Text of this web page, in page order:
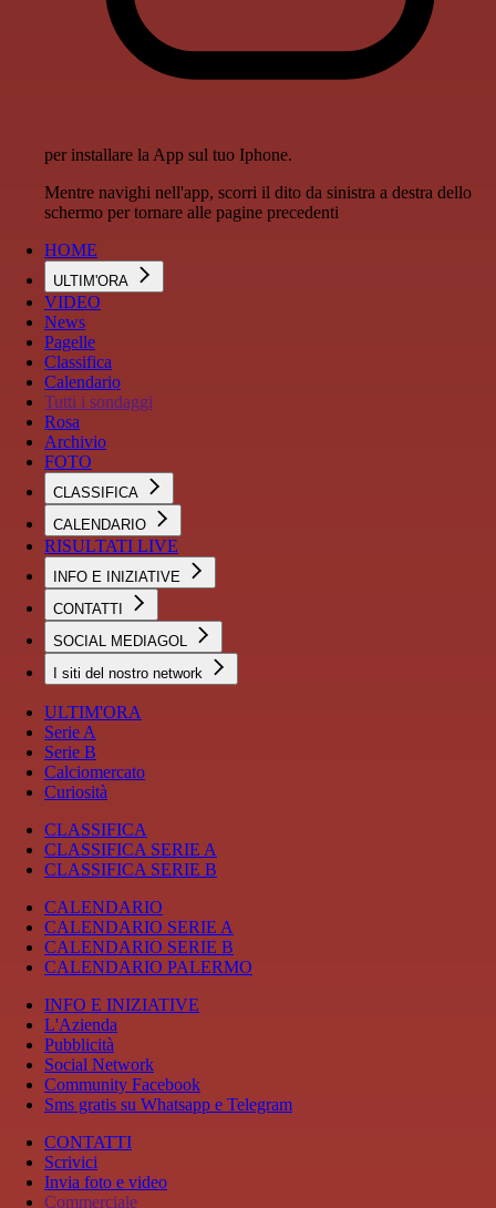
per installare la App sul tuo Iphone.
Mentre navighi nell'app, scorri il dito da sinistra a destra dello
schermo per tornare alle pagine precedenti
HOME
ULTIM'ORA
VIDEO
News
Pagelle
Classifica
Calendario
Tutti i sondaggi
Rosa
Archivio
FOTO
CLASSIFICA
CALENDARIO
RISULTATI LIVE
INFO E INIZIATIVE
CONTATTI
SOCIAL MEDIAGOL
I siti del nostro network
ULTIM'ORA
Serie A
Serie B
Calciomercato
Curiosità
CLASSIFICA
CLASSIFICA SERIE A
CLASSIFICA SERIE B
CALENDARIO
CALENDARIO SERIE A
CALENDARIO SERIE B
CALENDARIO PALERMO
INFO E INIZIATIVE
L'Azienda
Pubblicità
Social Network
Community Facebook
Sms gratis su Whatsapp e Telegram
CONTATTI
Scrivici
Invia foto e video
Commerciale